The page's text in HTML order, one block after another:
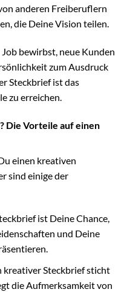
anderen Freiberuflern
die Deine Vision teilen.
bewirbst, neue Kunden
zum Ausdruck
Steckbrief ist das
zu erreichen.
Die Vorteile auf einen
einen kreativen
sind einige der
ist Deine Chance,
und Deine
kreativer Steckbrief sticht
die Aufmerksamkeit von